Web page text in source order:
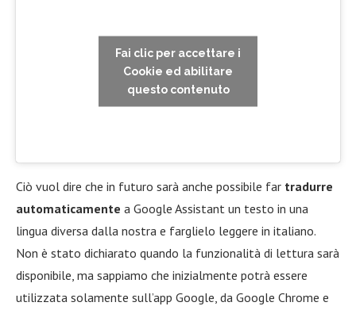
Fai clic per accettare i
Cookie ed abilitare
questo contenuto
Ciò vuol dire che in futuro sarà anche possibile far tradurre
automaticamente a Google Assistant un testo in una
lingua diversa dalla nostra e farglielo leggere in italiano.
Non è stato dichiarato quando la funzionalità di lettura sarà
disponibile, ma sappiamo che inizialmente potrà essere
utilizzata solamente sull’app Google, da Google Chrome e